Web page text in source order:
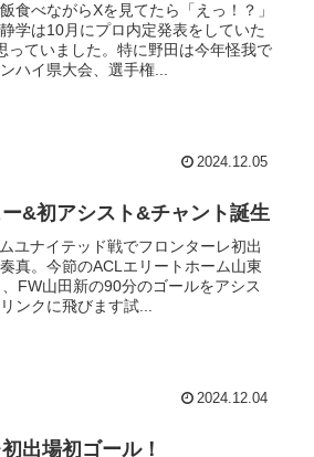
食べながらXを見てたら「えっ！？」
学は10月にプロ内定発表をしていた
っていました。特に野田は今年怪我で
ハイ県大会、選手権...
2024.12.05
&初アシスト&チャント誕生
ユナイテッド戦でフロンターレ初出
真。今節のACLエリートホーム山東
FW山田新の90分のゴールをアシス
ンクに飛びます試...
2024.12.04
出場初ゴール！